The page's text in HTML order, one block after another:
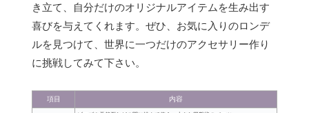
き立て、自分だけのオリジナルアイテムを生み出す
喜びを与えてくれます。ぜひ、お気に入りのロンデ
ルを見つけて、世界に一つだけのアクセサリー作り
に挑戦してみて下さい。
項目 内容